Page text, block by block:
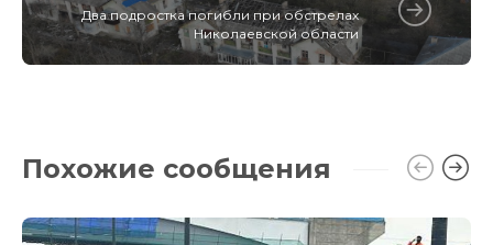
Два подростка погибли при обстрелах
Николаевской области
Похожие сообщения